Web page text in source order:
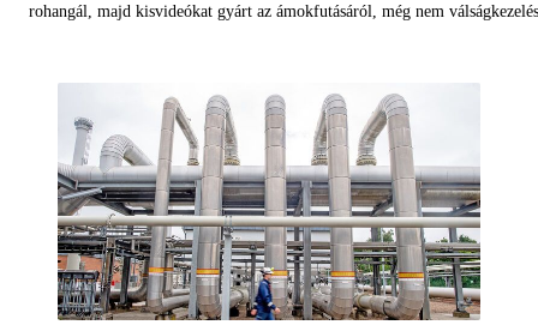
rohangál, majd kisvideókat gyárt az ámokfutásáról, még nem